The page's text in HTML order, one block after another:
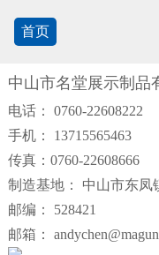
首页
中山市名堂展示制品
电话： 0760-22608222
手机： 13715565463
传真：0760-22608666
制造基地： 中山市东凤
邮编： 528421
邮箱：